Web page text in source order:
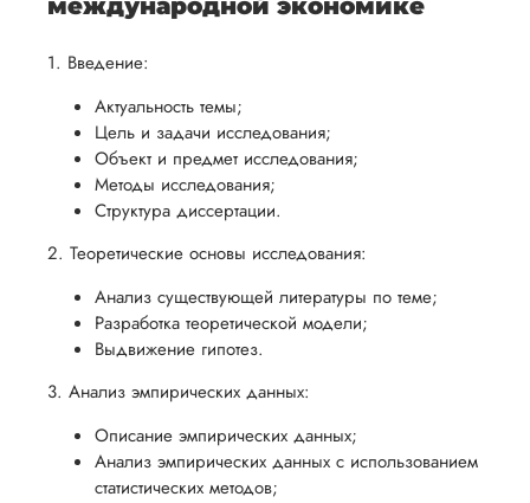
международной экономике
1. Введение:
Актуальность темы;
Цель и задачи исследования;
Объект и предмет исследования;
Методы исследования;
Структура диссертации.
2. Теоретические основы исследования:
Анализ существующей литературы по теме;
Разработка теоретической модели;
Выдвижение гипотез.
3. Анализ эмпирических данных:
Описание эмпирических данных;
Анализ эмпирических данных с использованием
статистических методов;